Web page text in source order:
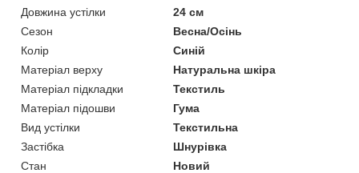
Довжина устілки
24 см
Сезон
Весна/Осінь
Колір
Синій
Матеріал верху
Натуральна шкіра
Матеріал підкладки
Текстиль
Матеріал підошви
Гума
Вид устілки
Текстильна
Застібка
Шнурівка
Стан
Новий